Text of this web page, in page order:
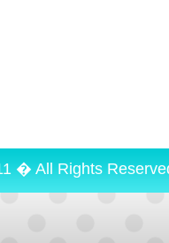
� All Rights